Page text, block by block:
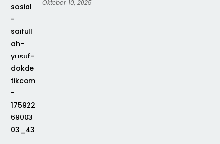
Oktober 10, 2025